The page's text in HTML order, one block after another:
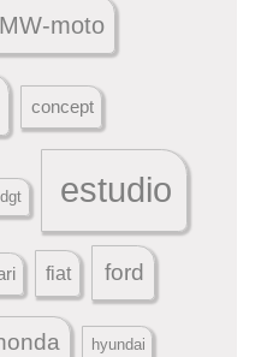
moto
concept
dgt estudio
fiat ford
hyundai